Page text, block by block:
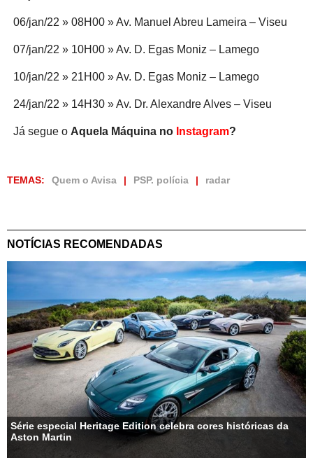
06/jan/22 » 08H00 » Av. Manuel Abreu Lameira – Viseu
07/jan/22 » 10H00 » Av. D. Egas Moniz – Lamego
10/jan/22 » 21H00 » Av. D. Egas Moniz – Lamego
24/jan/22 » 14H30 » Av. Dr. Alexandre Alves – Viseu
Já segue o Aquela Máquina no Instagram?
TEMAS: Quem o Avisa PSP. polícia radar
NOTÍCIAS RECOMENDADAS
Série especial Heritage Edition celebra cores históricas da
Aston Martin